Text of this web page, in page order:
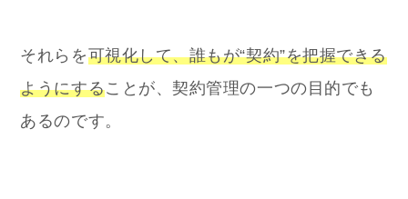
それらを可視化して、誰もが“契約”を把握できる
ようにすることが、契約管理の一つの目的でも
あるのです。